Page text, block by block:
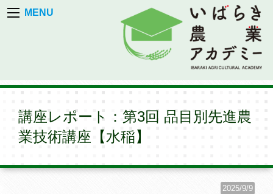
MENU
講座レポート：第3回 品目別先進農
業技術講座【水稲】
2025/9/9